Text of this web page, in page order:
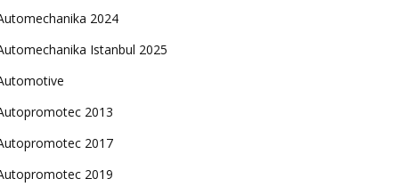
2024
Istanbul 2025
2013
2017
2019